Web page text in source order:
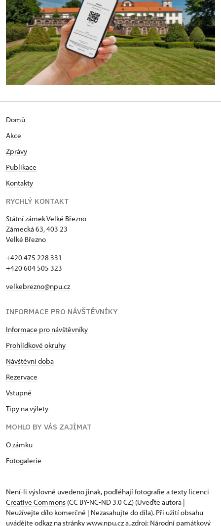
Domů
Akce
Zprávy
Publikace
Kontakty
RYCHLÝ KONTAKT
Státní zámek Velké Březno
Zámecká 63, 403 23
Velké Březno
+420 475 228 331
+420 604 505 323
velkebrezno@npu.cz
INFORMACE PRO NÁVŠTĚVNÍKY
Informace pro návštěvníky
Prohlídkové okruhy
Návštěvní doba
Rezervace
Vstupné
Tipy na výlety
MOHLO BY VÁS ZAJÍMAT
O zámku
Fotogalerie
Není-li výslovně uvedeno jinak, podléhají fotografie a texty licenci
Creative Commons (CC BY-NC-ND 3.0 CZ) (Uveďte autora |
Neužívejte dílo komerčně | Nezasahujte do díla). Při užití obsahu
uvádějte odkaz na stránky www.npu.cz a „zdroj: Národní památkový